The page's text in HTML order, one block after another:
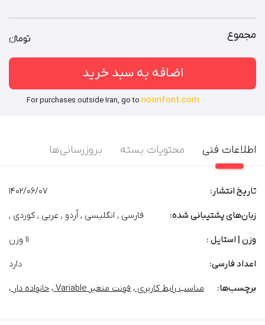
شرکت‌های دارای زیرمجموعه (هلدینگ) / سرویس‌‌های سایت‌ساز /
مجموع تومان‫ء‬‫
اضافه به سبد خرید
For purchases outside Iran, go to noonfont.com
اطلاعات فنی محتویات بسته بروزرسانی‌ها
تاریخ انتشار: 1402/06/07
زبان‌های پشتیبانی شده: فارسی , انگلیسی , اُردو , عربی , کوردی ,
وزن | استایل : ۱۱ وزن
اعداد فارسی: دارد
برچسب‌‌ها: مناسب رابط کاربری ، فونت متغیر Variable ، خانواده دار ،